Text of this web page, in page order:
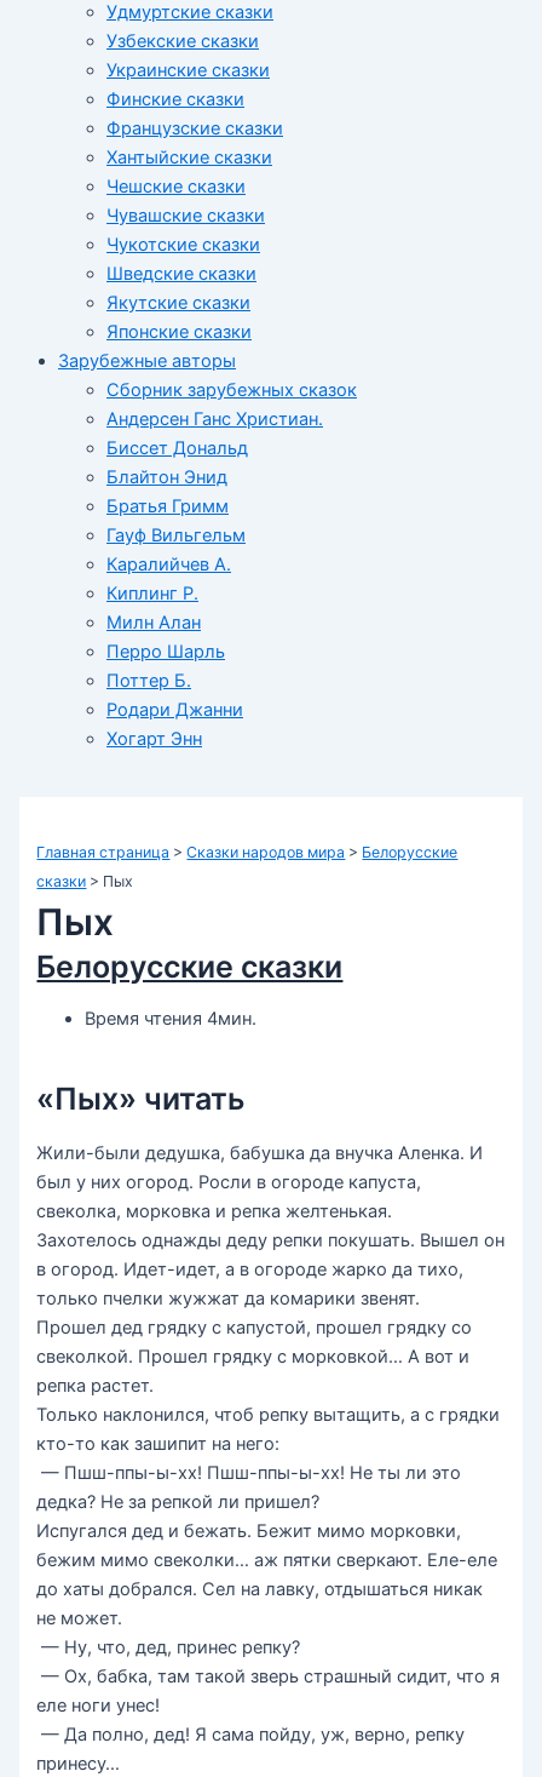
Удмуртские сказки
Узбекские сказки
Украинские сказки
Финские сказки
Французские сказки
Хантыйские сказки
Чешские сказки
Чувашские сказки
Чукотские сказки
Шведские сказки
Якутские сказки
Японские сказки
Зарубежные авторы
Сборник зарубежных сказок
Андерсен Ганс Христиан.
Биссет Дональд
Блайтон Энид
Братья Гримм
Гауф Вильгельм
Каралийчев А.
Киплинг Р.
Милн Алан
Перро Шарль
Поттер Б.
Родари Джанни
Хогарт Энн
Главная страница >Сказки народов мира > Белорусские
сказки > Пых
Пых
Белорусские сказки
Время чтения 4мин.
«Пых» читать
Жили-были дедушка, бабушка да внучка Аленка. И
был у них огород. Росли в огороде капуста,
свеколка, морковка и репка желтенькая.
Захотелось однажды деду репки покушать. Вышел он
в огород. Идет-идет, а в огороде жарко да тихо,
только пчелки жужжат да комарики звенят.
Прошел дед грядку с капустой, прошел грядку со
свеколкой. Прошел грядку с морковкой… А вот и
репка растет.
Только наклонился, чтоб репку вытащить, а с грядки
кто-то как зашипит на него:
— Пшш-ппы-ы-хх! Пшш-ппы-ы-хх! Не ты ли это
дедка? Не за репкой ли пришел?
Испугался дед и бежать. Бежит мимо морковки,
бежим мимо свеколки… аж пятки сверкают. Еле-еле
до хаты добрался. Сел на лавку, отдышаться никак
не может.
— Ну, что, дед, принес репку?
— Ох, бабка, там такой зверь страшный сидит, что я
еле ноги унес!
— Да полно, дед! Я сама пойду, уж, верно, репку
принесу…